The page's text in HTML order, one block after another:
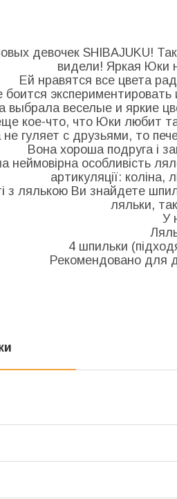
девочек SHIBAJUKU!
видели! Яркая Юки
Ей нравятся все цвета
боится
выбрала веселые и яркие
кое-что, что Юки любит
гуляет с друзьями, то
Вона хороша подруга і
неймовірна особливість
артикуляції: коліна,
з лялькою Ви знайдете
ляльки,
У
4 шпильки
Рекомендовано для